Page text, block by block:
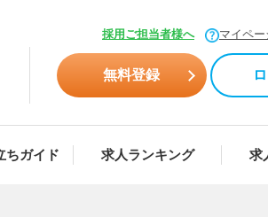
採用ご担当者様へ マイペー
無料登録
ちガイド 求人ランキング 求